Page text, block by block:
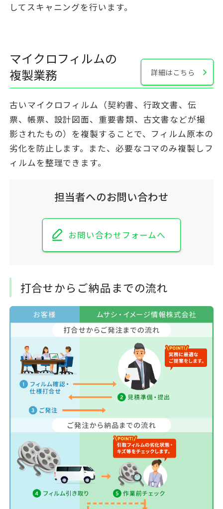
してスキャニングを行います。
マイクロフィルムの
複製業務
詳細はこちら
古いマイクロフィルム（契約書、行政文書、伝
票、帳票、設計図面、重要書類、古文書などが撮
影されたもの）を複製することで、フィルム原本の
劣化を防止します。また、必要なコマのみ複製しフ
ィルムを整理できます。
担当者へのお問い合わせ
お問い合わせフォームへ
打合せからご納品までの流れ